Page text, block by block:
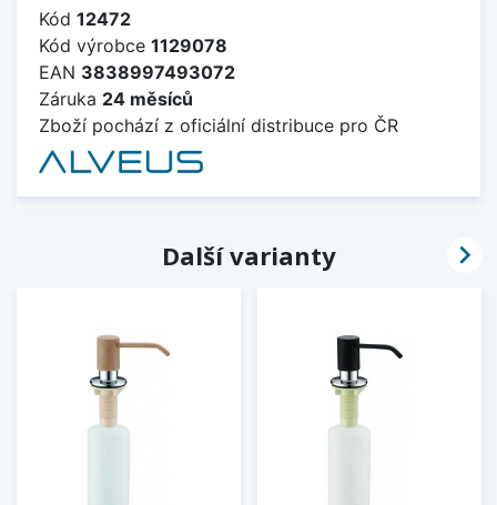
Kód 12472
Kód výrobce 1129078
EAN 3838997493072
Záruka 24 měsíců
Zboží pochází z oficiální distribuce pro ČR
Další varianty 